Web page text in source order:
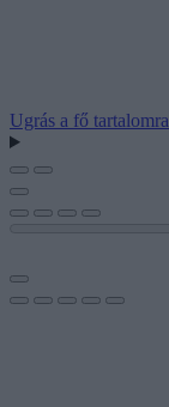
Ugrás a fő tartalomra